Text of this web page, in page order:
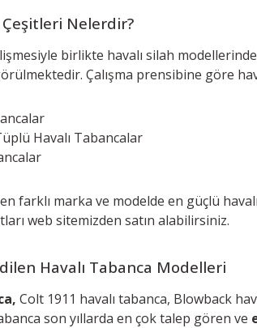
Çeşitleri Nelerdir?
birlikte havalı silah
Çalışma prensibine göre
Havalı Tabancalar
farklı marka ve modelde en güçlü
web sitemizden satın alabilirsiniz.
Havalı Tabanca Modelleri
Colt 1911 havalı tabanca, Blowback
son yıllarda en çok talep gören ve